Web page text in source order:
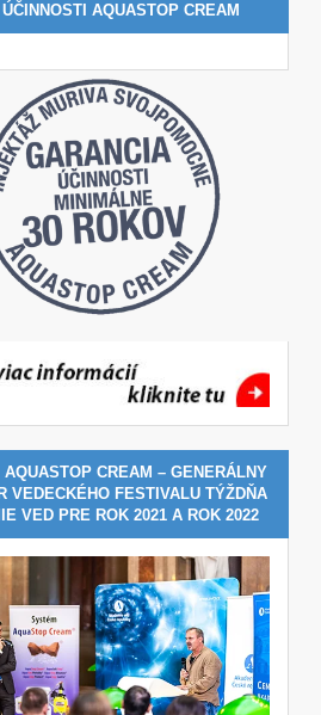
AQUASTOP CREAM
CREAM – GENERÁLNY
VEDECKÉHO FESTIVALU TÝŽDŇA
VED PRE ROK 2021 A ROK 2022